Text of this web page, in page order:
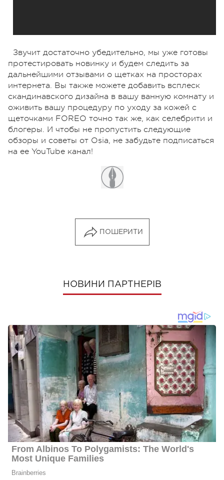
Звучит достаточно убедительно, мы уже готовы
протестировать новинку и будем следить за
дальнейшими отзывами о щетках на просторах
интернета. Вы также можете добавить всплеск
скандинавского дизайна в вашу ванную комнату и
оживить вашу процедуру по уходу за кожей с
щеточками FOREO точно так же, как селебрити и
блогеры. И чтобы не пропустить следующие
обзоры и советы от Osia, не забудьте подписаться
на ее YouTube канал!
ПОШЕРИТИ
НОВИНИ ПАРТНЕРІВ